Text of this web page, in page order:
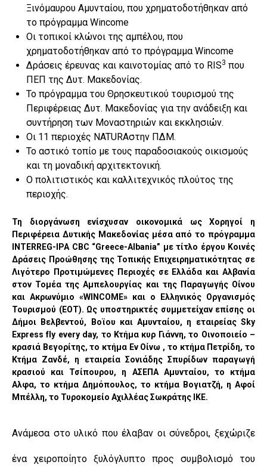
Ξινόμαυρου Αμυνταίου, που χρηματοδοτήθηκαν από
το πρόγραμμα Wincome
Οι τοπικοί κλώνοι της αμπέλου, που
χρηματοδοτήθηκαν από το πρόγραμμα Wincome
Δράσεις έρευνας και καινοτομίας από το RIS3 που
ΠΕΠ της Δυτ. Μακεδονίας.
Το πρόγραμμα του Θρησκευτικού τουρισμού της
Περιφέρειας Δυτ. Μακεδονίας για την ανάδειξη και
συντήρηση των Μοναστηριών και εκκλησιών.
Οι 11 περιοχές NATURAστην ΠΔΜ.
Το αστικό τοπίο με τους παραδοσιακούς οικισμούς
και τη μοναδική αρχιτεκτονική.
Ο πολιτιστικός και καλλιτεχνικός πλούτος της
περιοχής.
Τη διοργάνωση ενίσχυσαν οικονομικά ως Χορηγοί η
Περιφέρεια Δυτικής Μακεδονίας μέσα από το πρόγραμμα
INTERREG-IPA CBC “Greece-Albania” με τίτλο έργου Κοινές
Δράσεις Προώθησης της Τοπικής Επιχειρηματικότητας σε
Λιγότερο Προτιμώμενες Περιοχές σε Ελλάδα και Αλβανία
στον Τομέα της Αμπελουργίας και της Παραγωγής Οίνου
και Ακρωνύμιο «WINCOME» και ο Ελληνικός Οργανισμός
Τουρισμού (ΕΟΤ). Ως υποστηρικτές συμμετείχαν επίσης οι
Δήμοι Βελβεντού, Βοϊου και Αμυνταίου, η εταιρείας Sky
Express fly every day, το Κτήμα κυρ Γιάννη, το Οινοποιείο –
κρασιά Βεγορίτης, το κτήμα Εν Οίνω , το κτήμα Πετρίδη, το
Κτήμα Ζανδέ, η εταιρεία Σονιάδης Σπυρίδων παραγωγή
κρασιού και Τσίπουρου, η ΑΣΕΠΑ Αμυνταίου, το κτήμα
Αλφα, το κτήμα Δημόπουλος, το κτήμα Βογιατζή, η Αφοί
Μπέλλη, το Τυροκομείο Αχιλλέας Σωκράτης ΙΚΕ.
Ανάμεσα στο υλικό που έλαβαν οι σύνεδροι, ξεχώριζε
ένα χειροποίητο ξυλόγλυπτο προς συμβολισμό του